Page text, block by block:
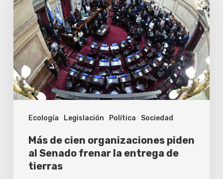
Ecología Legislación Política Sociedad
cien
organizaciones
piden
al
Senado
frenar
la
entrega
tierras
Más de cien organizaciones piden
al Senado frenar la entrega de
tierras